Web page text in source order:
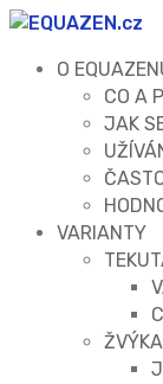
O
CO A
JAK
VARIANTY